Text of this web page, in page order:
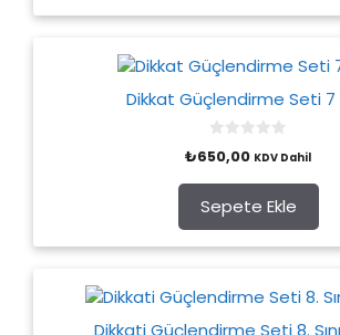
Dikkat Güçlendirme Seti 7
o
t
o
f
5
₺650,00 KDV Dahil
Sepete Ekle
Dikkati Güçlendirme Seti 8.